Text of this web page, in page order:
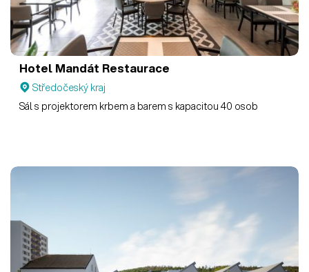
Hotel Mandát Restaurace
Středočeský kraj
Sál s projektorem krbem a barem s kapacitou 40 osob